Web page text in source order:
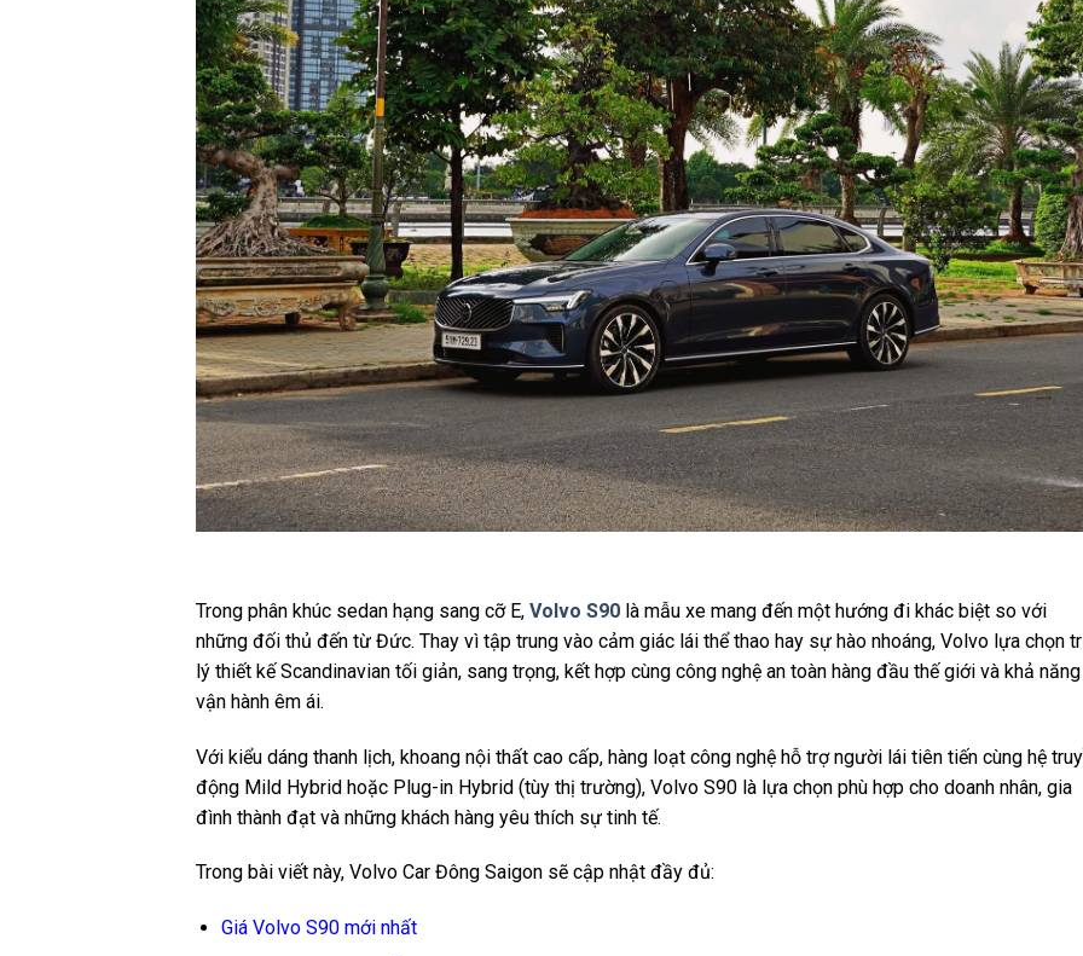
Trong phân khúc sedan hạng sang cỡ E, Volvo S90 là mẫu xe mang đến một hướng đi khác biệt so với
những đối thủ đến từ Đức. Thay vì tập trung vào cảm giác lái thể thao hay sự hào nhoáng, Volvo lựa chọn
lý thiết kế Scandinavian tối giản, sang trọng, kết hợp cùng công nghệ an toàn hàng đầu thế giới và khả năng
vận hành êm ái.
Với kiểu dáng thanh lịch, khoang nội thất cao cấp, hàng loạt công nghệ hỗ trợ người lái tiên tiến cùng hệ
động Mild Hybrid hoặc Plug-in Hybrid (tùy thị trường), Volvo S90 là lựa chọn phù hợp cho doanh nhân, gia
đình thành đạt và những khách hàng yêu thích sự tinh tế.
Trong bài viết này, Volvo Car Đông Saigon sẽ cập nhật đầy đủ:
Giá Volvo S90 mới nhất